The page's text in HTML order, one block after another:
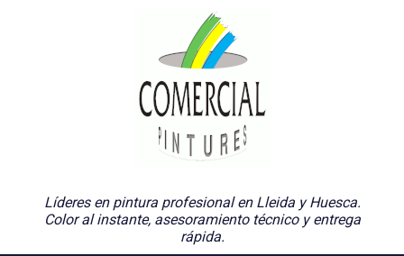
Líderes en pintura profesional en Lleida y Huesca.
Color al instante, asesoramiento técnico y entrega
rápida.